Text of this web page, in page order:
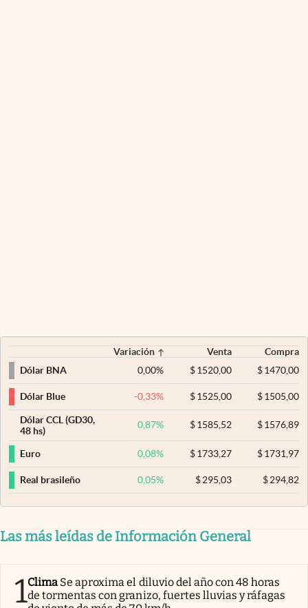
Variación Venta
Compra
Dólar BNA
0,00% $ 1520,00 $1470,00
Dólar Blue -0,33% $ 1525,00 $1505,00
Dólar CCL (GD30,
48 hs)
0,87% $ 1585,52 $1576,89
Euro 0,08% $ 1733,27 $1731,97
Real brasileño 0,05% $ 295,03 $294,82
Las más leídas de Información General
1Clima Se aproxima el diluvio del año con 48 horas
de tormentas con granizo, fuertes lluvias y ráfagas